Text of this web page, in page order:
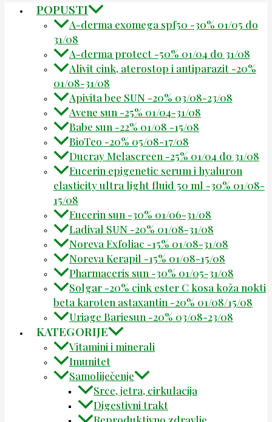
POPUSTI
A-derma exomega spf50 -30% 01/05 do
31/08
A-derma protect -50% 01/04 do 31/08
Alivit cink, aterostop i antiparazit -20%
01/08-31/08
Apivita bee SUN -20% 03/08-23/08
Avene sun -25% 01/04-31/08
Babe sun -22% 01/08 -15/08
BioTeo -20% 05/08-17/08
Ducray Melascreen -25% 01/04 do 31/08
Eucerin epigenetic serum i hyaluron
elasticity ultra light fluid 50 ml -30% 01/08-
15/08
Eucerin sun -30% 01/06-31/08
Ladival SUN -20% 01/08-31/08
Noreva Exfoliac -15% 01/08-31/08
Noreva Kerapil -15% 01/08-15/08
Pharmaceris sun -30% 01/05-31/08
Solgar -20% cink ester C kosa koža nokti
beta karoten astaxantin -20% 01/08/15/08
Uriage Bariesun -20% 03/08-23/08
KATEGORIJE
Vitamini i minerali
Imunitet
Samoliječenje
Srce, jetra, cirkulacija
Digestivni trakt